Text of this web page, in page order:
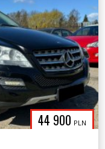
44 900 PLN